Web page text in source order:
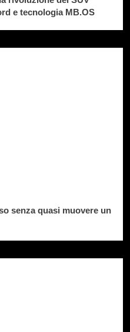
e tecnologia MB.OS
senza quasi muovere un